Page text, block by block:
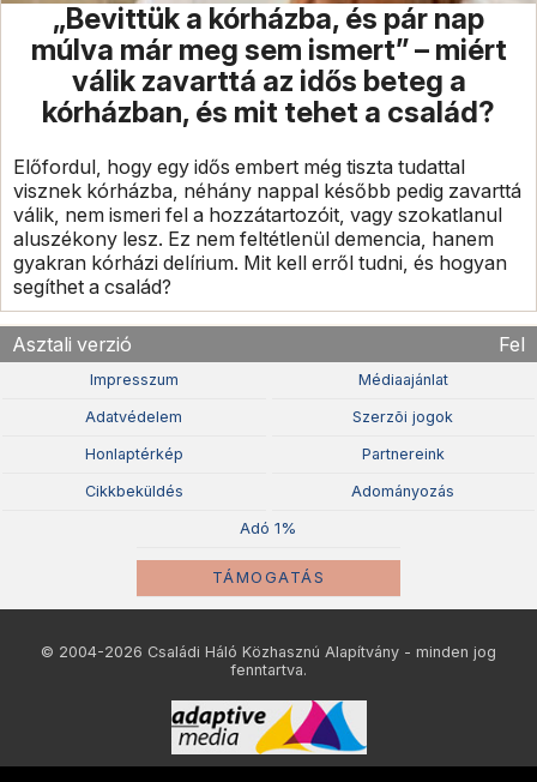
„Bevittük a kórházba, és pár nap
múlva már meg sem ismert” – miért
válik zavarttá az idős beteg a
kórházban, és mit tehet a család?
Előfordul, hogy egy idős embert még tiszta tudattal
visznek kórházba, néhány nappal később pedig zavarttá
válik, nem ismeri fel a hozzátartozóit, vagy szokatlanul
aluszékony lesz. Ez nem feltétlenül demencia, hanem
gyakran kórházi delírium. Mit kell erről tudni, és hogyan
segíthet a család?
Asztali verzió Fel
Impresszum Médiaajánlat
Adatvédelem Szerzõi jogok
Honlaptérkép Partnereink
Cikkbeküldés Adományozás
Adó 1%
TÁMOGATÁS
© 2004-2026 Családi Háló Közhasznú Alapítvány - minden jog
fenntartva.